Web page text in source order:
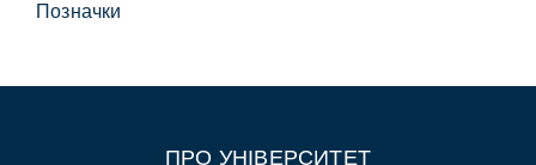
Позначки
ПРО УНІВЕРСИТЕТ